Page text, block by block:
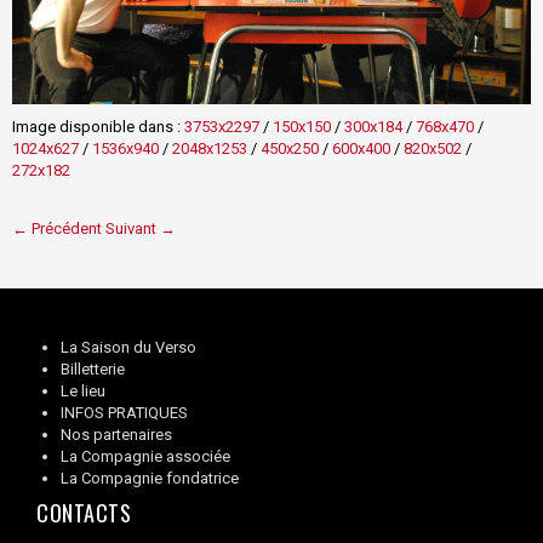
Image disponible dans : 3753x2297 / 150x150 / 300x184/ 768x470 /
1024x627 / 1536x940 / 2048x1253 / 450x250 / 600x400 / 820x502 /
272x182
← Précédent Suivant →
La Saison du Verso
Billetterie
Le lieu
INFOS PRATIQUES
Nos partenaires
La Compagnie associée
La Compagnie fondatrice
CONTACTS